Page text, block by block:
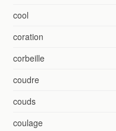
cool
coration
corbeille
coudre
couds
coulage